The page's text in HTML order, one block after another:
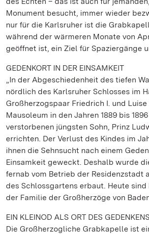
Monument besucht, immer wieder
nur für die Karlsruher ist die
während der wärmeren Monate von
geöffnet ist, ein Ziel für Spaziergänge
GEDENKORT IN DER EINSAMKEIT
„In der Abgeschiedenheit des tiefen
nördlich des Karlsruher Schlosses im
Großherzogspaar Friedrich I. und
Mausoleum in den Jahren 1889 bis
verstorbenen jüngsten Sohn, Prinz
errichten. Der Verlust des Kindes im
ihnen die Sehnsucht nach einem
Einsamkeit geweckt. Deshalb wurde
fernab vom Betrieb der Residenzstadt
des Schlossgartens erbaut. Heute
der Familie der Großherzöge von
EIN KLEINOD ALS ORT DES GEDENKENS
Die Großherzogliche Grabkapelle ist